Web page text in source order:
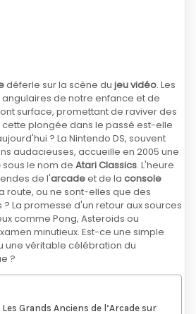
déferle sur la scène du jeu vidéo. Les
de notre enfance et de
surface, promettant de raviver des
cette plongée dans le passé est-elle
? La Nintendo DS, souvent
audacieuses, accueille en 2005 une
sous le nom de Atari Classics. L'heure
de l'arcadeet de la console
route, ou ne sont-elles que des
La promesse d'un retour aux sources
comme Pong, Asteroids ou
minutieux. Est-ce une simple
une véritable célébration du
?
Grands Anciens de l’Arcade sur